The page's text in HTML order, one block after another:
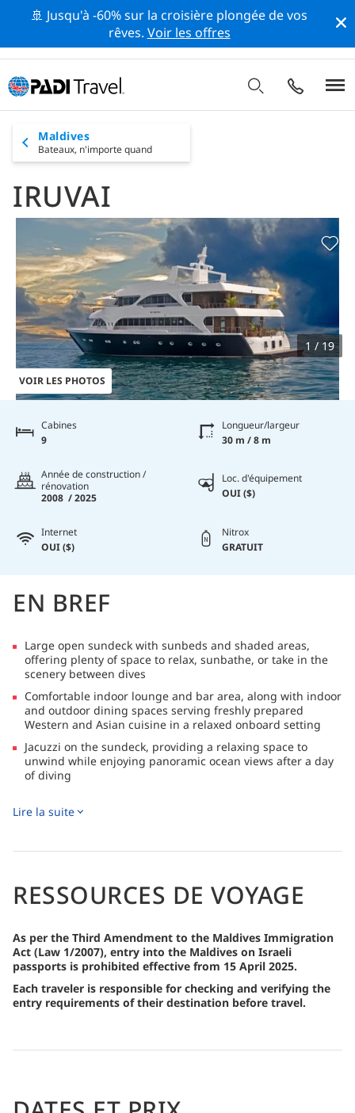
🚢 Jusqu'à -60% sur la croisière plongée de vos
rêves. Voir les offres
Maldives
Bateaux, n'importe quand
IRUVAI
VOIR LES PHOTOS
1 / 19
Cabines
9
Longueur/largeur
30 m / 8 m
Année de construction /
rénovation
2008 / 2025
Loc. d'équipement
OUI ($)
Internet
OUI ($)
Nitrox
GRATUIT
EN BREF
Large open sundeck with sunbeds and shaded areas,
offering plenty of space to relax, sunbathe, or take in the
scenery between dives
Comfortable indoor lounge and bar area, along with indoor
and outdoor dining spaces serving freshly prepared
Western and Asian cuisine in a relaxed onboard setting
Jacuzzi on the sundeck, providing a relaxing space to
unwind while enjoying panoramic ocean views after a day
of diving
operations, while keeping the main vessel quiet and
Lire la suite
RESSOURCES DE VOYAGE
As per the Third Amendment to the Maldives Immigration
Act (Law 1/2007), entry into the Maldives on Israeli
passports is prohibited effective from 15 April 2025.
Each traveler is responsible for checking and verifying the
entry requirements of their destination before travel.